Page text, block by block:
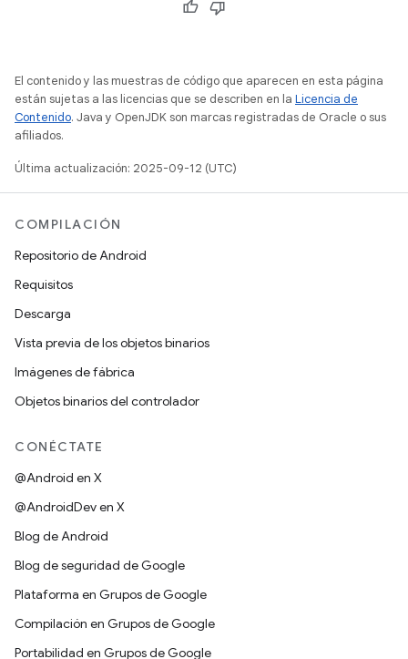
El contenido y las muestras de código que aparecen en esta página
están sujetas a las licencias que se describen en la Licencia de
Contenido. Java y OpenJDK son marcas registradas de Oracle o sus
afiliados.
Última actualización: 2025-09-12 (UTC)
COMPILACIÓN
Repositorio de Android
Requisitos
Descarga
Vista previa de los objetos binarios
Imágenes de fábrica
Objetos binarios del controlador
CONÉCTATE
@Android en X
@AndroidDev en X
Blog de Android
Blog de seguridad de Google
Plataforma en Grupos de Google
Compilación en Grupos de Google
Portabilidad en Grupos de Google